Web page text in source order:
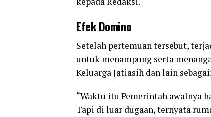
Efek Domino
Setelah pertemuan tersebut,
untuk menampung serta
Keluarga Jatiasih dan lain
“Waktu itu Pemerintah awalnya
Tapi di luar dugaan, ternyata